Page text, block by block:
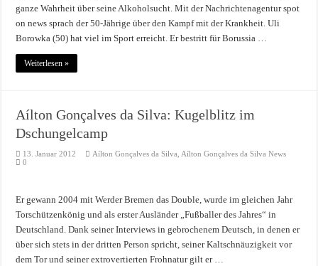
ganze Wahrheit über seine Alkoholsucht. Mit der Nachrichtenagentur spot
on news sprach der 50-Jährige über den Kampf mit der Krankheit. Uli
Borowka (50) hat viel im Sport erreicht. Er bestritt für Borussia …
Weiterlesen »
Aílton Gonçalves da Silva: Kugelblitz im
Dschungelcamp
13. Januar 2012 Aílton Gonçalves da Silva Aílton Gonçalves da Silva News
0
Er gewann 2004 mit Werder Bremen das Double, wurde im gleichen Jahr
Torschützenkönig und als erster Ausländer „Fußballer des Jahres“ in
Deutschland. Dank seiner Interviews in gebrochenem Deutsch, in denen er
über sich stets in der dritten Person spricht, seiner Kaltschnäuzigkeit vor
dem Tor und seiner extrovertierten Frohnatur gilt er …